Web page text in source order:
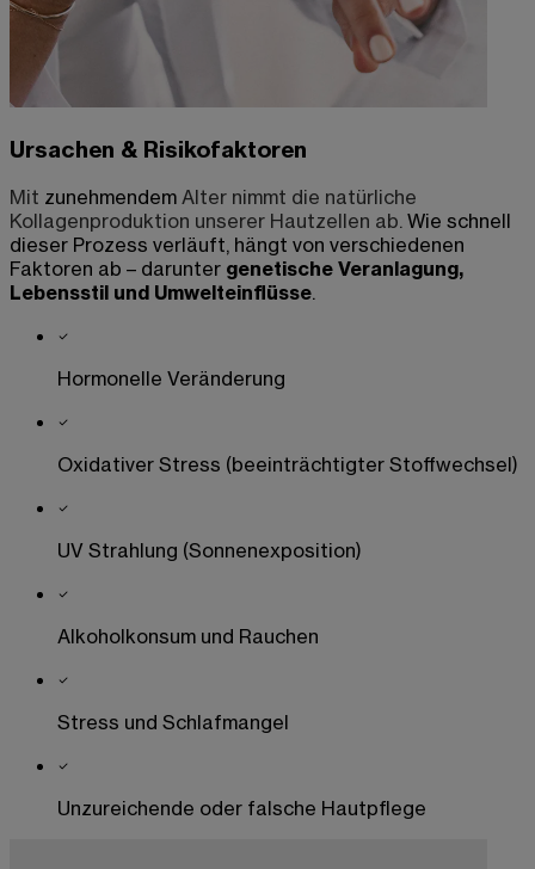
Ursachen & Risikofaktoren
Mit zunehmendem Alter nimmt die natürliche
Kollagenproduktion unserer Hautzellen ab. Wie schnell
dieser Prozess verläuft, hängt von verschiedenen
Faktoren ab – darunter genetische Veranlagung,
Lebensstil und Umwelteinflüsse.
Hormonelle Veränderung
Oxidativer Stress (beeinträchtigter Stoffwechsel)
UV Strahlung (Sonnenexposition)
Alkoholkonsum und Rauchen
Stress und Schlafmangel
Unzureichende oder falsche Hautpflege